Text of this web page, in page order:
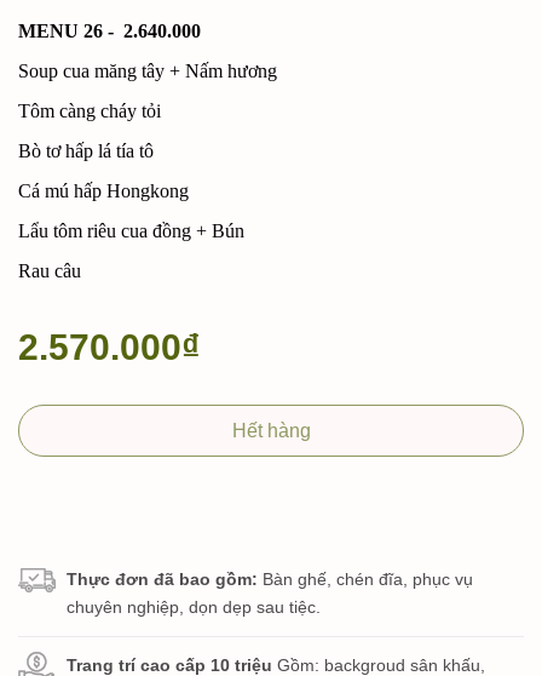
MENU 26 - 2.640.000
Soup cua măng tây + Nấm hương
Tôm càng cháy tỏi
Bò tơ hấp lá tía tô
Cá mú hấp Hongkong
Lẩu tôm riêu cua đồng + Bún
Rau câu
2.570.000₫
Hết hàng
Thực đơn đã bao gồm: Bàn ghế, chén đĩa, phục vụ
chuyên nghiệp, dọn dẹp sau tiệc.
Trang trí cao cấp 10 triệu Gồm: backgroud sân khấu,